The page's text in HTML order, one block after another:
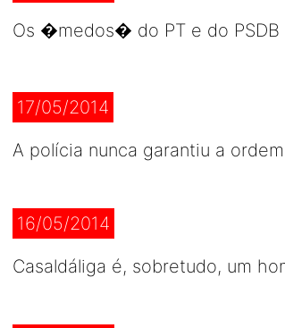
Os �medos� do PT e do
17/05/2014
A polícia nunca garantiu a
16/05/2014
Casaldáliga é, sobretudo, um